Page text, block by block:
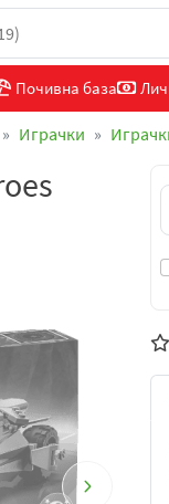
Почивна база
Играчки